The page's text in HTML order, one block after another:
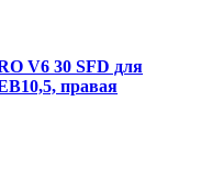
V6 30 SFD для
правая